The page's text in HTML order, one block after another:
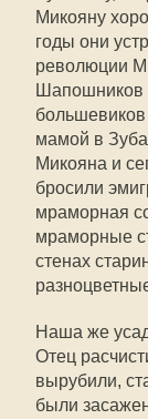
Микояну
годы они
революции
Шапошников
большевиков
мамой в
Микояна и
бросили
мраморная
мраморные
стенах
Наша же
Отец
вырубили,
были